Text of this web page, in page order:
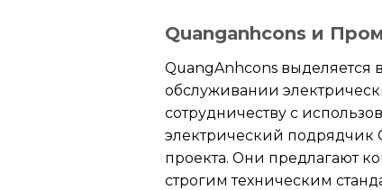
Quanganhcons и
QuangAnhcons выделяется в
обслуживании
сотрудничеству с
электрический подрядчик
проекта. Они предлагают
строгим техническим